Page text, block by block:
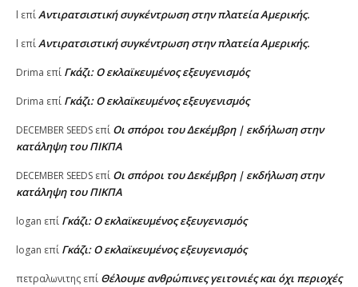
l επίΑντιρατσιστική συγκέντρωση στην πλατεία Αμερικής.
l επίΑντιρατσιστική συγκέντρωση στην πλατεία Αμερικής.
Drima επί Γκάζι: Ο εκλαϊκευμένος εξευγενισμός
Drima επί Γκάζι: Ο εκλαϊκευμένος εξευγενισμός
DECEMBER SEEDS επί Οι σπόροι του Δεκέμβρη | εκδήλωση στην
κατάληψη του ΠΙΚΠΑ
DECEMBER SEEDS επί Οι σπόροι του Δεκέμβρη | εκδήλωση στην
κατάληψη του ΠΙΚΠΑ
logan επί Γκάζι: Ο εκλαϊκευμένος εξευγενισμός
logan επί Γκάζι: Ο εκλαϊκευμένος εξευγενισμός
πετραλωνιτης επί Θέλουμε ανθρώπινες γειτονιές και όχι περιοχές